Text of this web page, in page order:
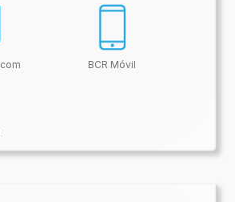
BCR Móvil